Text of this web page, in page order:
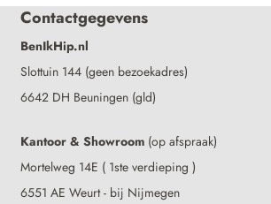
Contactgegevens
BenIkHip.nl
Slottuin 144 (geen bezoekadres)
6642 DH Beuningen (gld)
Kantoor & Showroom (op afspraak)
Mortelweg 14E ( 1ste verdieping )
6551 AE Weurt - bij Nijmegen